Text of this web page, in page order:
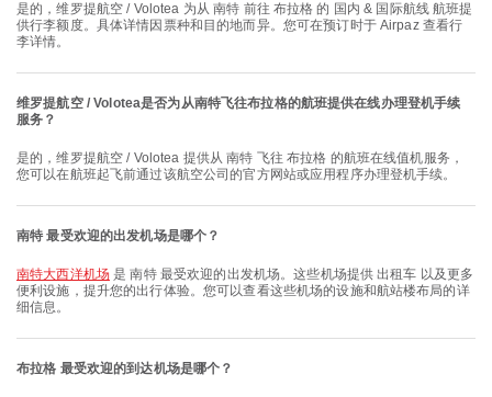
是的，维罗提航空 / Volotea 为从 南特 前往 布拉格 的 国内 & 国际航线 航班提
供行李额度。具体详情因票种和目的地而异。您可在预订时于 Airpaz 查看行
李详情。
维罗提航空 / Volotea是否为从南特飞往布拉格的航班提供在线办理登机手续
服务？
是的，维罗提航空 / Volotea 提供从 南特 飞往 布拉格 的航班在线值机服务，
您可以在航班起飞前通过该航空公司的官方网站或应用程序办理登机手续。
南特 最受欢迎的出发机场是哪个？
南特大西洋机场是 南特 最受欢迎的出发机场。这些机场提供 出租车 以及更多
便利设施，提升您的出行体验。您可以查看这些机场的设施和航站楼布局的详
细信息。
布拉格 最受欢迎的到达机场是哪个？